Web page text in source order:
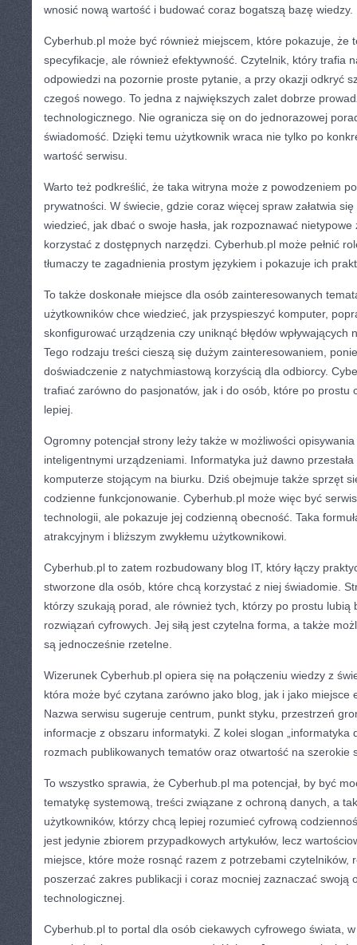
wnosić nową wartość i budować coraz bogatszą bazę wiedzy.
Cyberhub.pl może być również miejscem, które pokazuje, że
specyfikacje, ale również efektywność. Czytelnik, który trafia
odpowiedzi na pozornie proste pytanie, a przy okazji odkryć
czegoś nowego. To jedna z największych zalet dobrze
technologicznego. Nie ogranicza się on do jednorazowej
świadomość. Dzięki temu użytkownik wraca nie tylko po
wartość serwisu.
Warto też podkreślić, że taka witryna może z powodzeniem
prywatności. W świecie, gdzie coraz więcej spraw załatwia
wiedzieć, jak dbać o swoje hasła, jak rozpoznawać
korzystać z dostępnych narzędzi. Cyberhub.pl może pełnić
tłumaczy te zagadnienia prostym językiem i pokazuje ich
To także doskonałe miejsce dla osób zainteresowanych
użytkowników chce wiedzieć, jak przyspieszyć komputer,
skonfigurować urządzenia czy uniknąć błędów wpływających
Tego rodzaju treści cieszą się dużym zainteresowaniem,
doświadczenie z natychmiastową korzyścią dla odbiorcy.
trafiać zarówno do pasjonatów, jak i do osób, które po prostu
lepiej.
Ogromny potencjał strony leży także w możliwości
inteligentnymi urządzeniami. Informatyka już dawno
komputerze stojącym na biurku. Dziś obejmuje także sprzęt
codzienne funkcjonowanie. Cyberhub.pl może więc być
technologii, ale pokazuje jej codzienną obecność. Taka
atrakcyjnym i bliższym zwykłemu użytkownikowi.
Cyberhub.pl to zatem rozbudowany blog IT, który łączy
stworzone dla osób, które chcą korzystać z niej świadomie.
którzy szukają porad, ale również tych, którzy po prostu lubią
rozwiązań cyfrowych. Jej siłą jest czytelna forma, a także
są jednocześnie rzetelne.
Wizerunek Cyberhub.pl opiera się na połączeniu wiedzy z
która może być czytana zarówno jako blog, jak i jako miejsce
Nazwa serwisu sugeruje centrum, punkt styku, przestrzeń
informacje z obszaru informatyki. Z kolei slogan „informatyka
rozmach publikowanych tematów oraz otwartość na szerokie
To wszystko sprawia, że Cyberhub.pl ma potencjał, by być
tematykę systemową, treści związane z ochroną danych, a
użytkowników, którzy chcą lepiej rozumieć cyfrową
jest jedynie zbiorem przypadkowych artykułów, lecz
miejsce, które może rosnąć razem z potrzebami czytelników,
poszerzać zakres publikacji i coraz mocniej zaznaczać swoją
technologicznej.
Cyberhub.pl to portal dla osób ciekawych cyfrowego świata,